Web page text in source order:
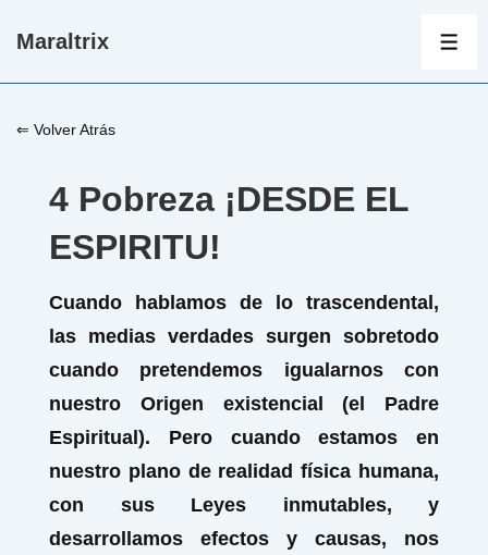
Saltar
principal
Maraltrix
⇐ Volver Atrás
4 Pobreza ¡DESDE EL
ESPIRITU!
Cuando hablamos de lo trascendental,
las medias verdades surgen sobretodo
cuando pretendemos igualarnos con
nuestro Origen existencial (el Padre
Espiritual). Pero cuando estamos en
nuestro plano de realidad física humana,
con sus Leyes inmutables, y
desarrollamos efectos y causas, nos